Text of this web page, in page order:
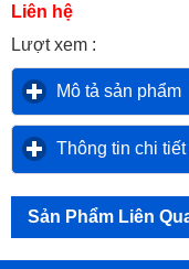
Liên hệ
Lượt xem :
Mô tả sản phẩm
Thông tin chi tiết
Sản Phẩm Liên